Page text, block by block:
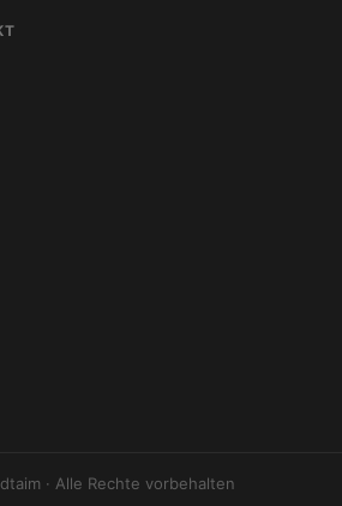
· Alle Rechte vorbehalten